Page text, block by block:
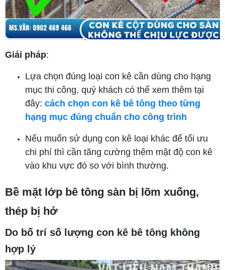
Giải pháp:
Lựa chọn đúng loại con kê cần dùng cho hạng
mục thi công, quý khách có thể xem thêm tại
đây: cách chọn con kê bê tông theo từng
hạng mục đúng chuẩn cho công trình
Nếu muốn sử dụng con kê loại khác để tối ưu
chi phí thì cần tăng cường thêm mật độ con kê
vào khu vực đó so với bình thường.
Bề mặt lớp bê tông sàn bị lõm xuống,
thép bị hở
Do bố trí số lượng con kê bê tông không
hợp lý